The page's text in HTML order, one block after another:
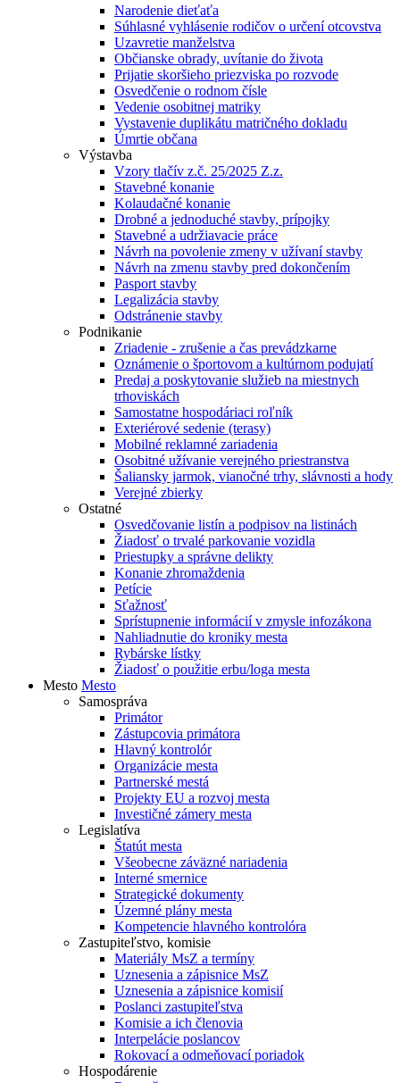
Narodenie dieťaťa
Súhlasné vyhlásenie rodičov o určení otcovstva
Uzavretie manželstva
Občianske obrady, uvítanie do života
Prijatie skoršieho priezviska po rozvode
Osvedčenie o rodnom čísle
Vedenie osobitnej matriky
Vystavenie duplikátu matričného dokladu
Úmrtie občana
Výstavba
Vzory tlačív z.č. 25/2025 Z.z.
Stavebné konanie
Kolaudačné konanie
Drobné a jednoduché stavby, prípojky
Stavebné a udržiavacie práce
Návrh na povolenie zmeny v užívaní stavby
Návrh na zmenu stavby pred dokončením
Pasport stavby
Legalizácia stavby
Odstránenie stavby
Podnikanie
Zriadenie - zrušenie a čas prevádzkarne
Oznámenie o športovom a kultúrnom podujatí
Predaj a poskytovanie služieb na miestnych
trhoviskách
Samostatne hospodáriaci roľník
Exteriérové sedenie (terasy)
Mobilné reklamné zariadenia
Osobitné užívanie verejného priestranstva
Šaliansky jarmok, vianočné trhy, slávnosti a hody
Verejné zbierky
Ostatné
Osvedčovanie listín a podpisov na listinách
Žiadosť o trvalé parkovanie vozidla
Priestupky a správne delikty
Konanie zhromaždenia
Petície
Sťažnosť
Sprístupnenie informácií v zmysle infozákona
Nahliadnutie do kroniky mesta
Rybárske lístky
Žiadosť o použitie erbu/loga mesta
Mesto Mesto
Samospráva
Primátor
Zástupcovia primátora
Hlavný kontrolór
Organizácie mesta
Partnerské mestá
Projekty EU a rozvoj mesta
Investičné zámery mesta
Legislatíva
Štatút mesta
Všeobecne záväzné nariadenia
Interné smernice
Strategické dokumenty
Územné plány mesta
Kompetencie hlavného kontrolóra
Zastupiteľstvo, komisie
Materiály MsZ a termíny
Uznesenia a zápisnice MsZ
Uznesenia a zápisnice komisií
Poslanci zastupiteľstva
Komisie a ich členovia
Interpelácie poslancov
Rokovací a odmeňovací poriadok
Hospodárenie